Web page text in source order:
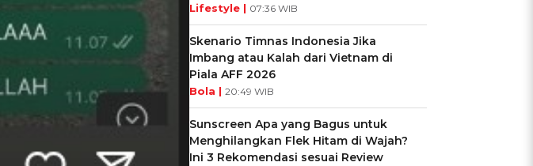
Lifestyle | 07:36 WIB
Skenario Timnas Indonesia Jika
Imbang atau Kalah dari Vietnam di
Piala AFF 2026
Bola | 20:49 WIB
Sunscreen Apa yang Bagus untuk
Menghilangkan Flek Hitam di Wajah?
Ini 3 Rekomendasi sesuai Review